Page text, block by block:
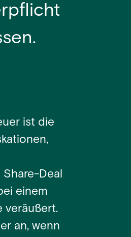
ist die
Deal
einem
veräußert.
an, wenn